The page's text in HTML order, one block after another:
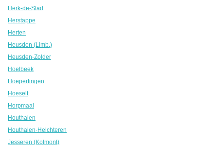
Herk-de-Stad
Herstappe
Herten
Heusden (Limb.)
Heusden-Zolder
Hoelbeek
Hoepertingen
Hoeselt
Horpmaal
Houthalen
Houthalen-Helchteren
Jesseren (Kolmont)